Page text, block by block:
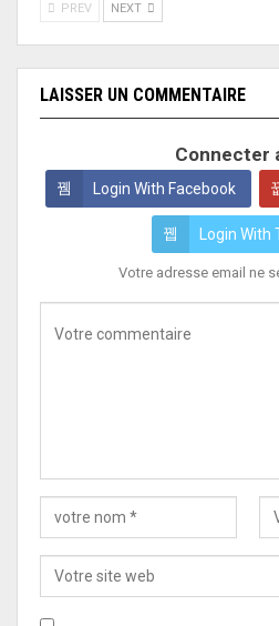
PREV NEXT
LAISSER UN COMMENTAIRE
Connecter
Login With Facebook
Login
Votre adresse email ne